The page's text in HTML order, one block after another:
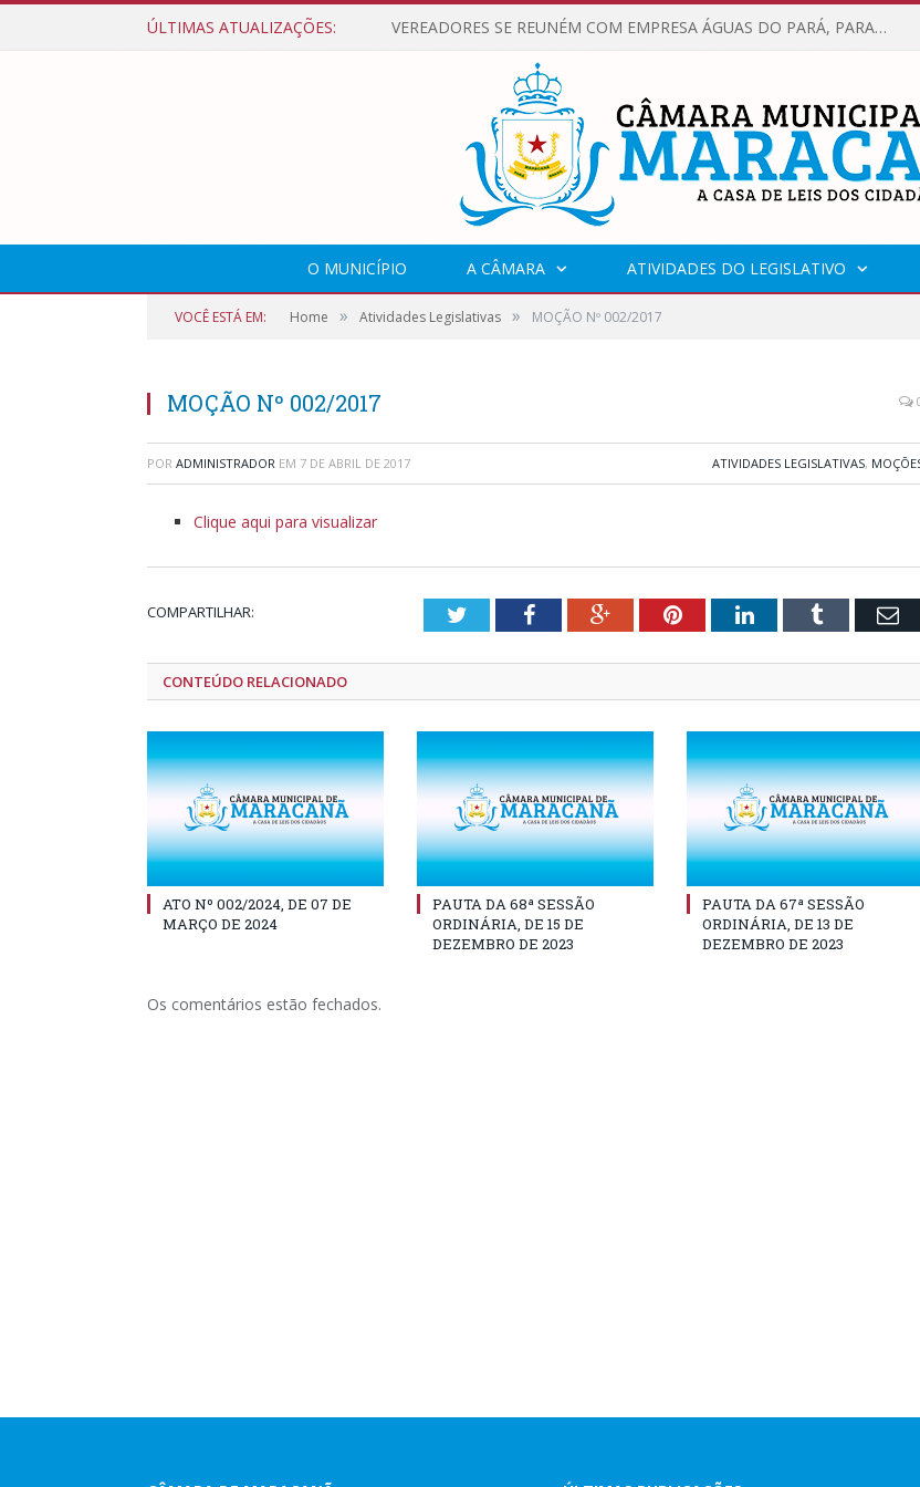
ÚLTIMAS ATUALIZAÇÕES: VEREADORES SE REUNÉM COM EMPRESA ÁGUAS DO PARÁ, PARA APRESENTAR REIVINDICAÇÕES E MELHORIAS NA QUALIDADE DOS SERVIÇOS OFERECIDOS Á POPULAÇÃO.
O MUNICÍPIO A CÂMARA ATIVIDADES DO LEGISLATIVO
VOCÊ ESTÁ EM: Home » Atividades Legislativas » MOÇÃO Nº 002/2017
MOÇÃO Nº 002/2017
POR ADMINISTRADOR EM 7 DE ABRIL DE 2017 ATIVIDADES LEGISLATIVAS,
Clique aqui para visualizar
COMPARTILHAR: TwitterFacebookGoogle+PinterestLinkedInTumblr
CONTEÚDO RELACIONADO
ATO Nº 002/2024, DE 07 DE
MARÇO DE 2024
PAUTA DA 68ª SESSÃO
ORDINÁRIA, DE 15 DE
DEZEMBRO DE 2023
PAUTA DA 67ª SESSÃO
ORDINÁRIA, DE 13 DE
DEZEMBRO DE 2023
Os comentários estão fechados.